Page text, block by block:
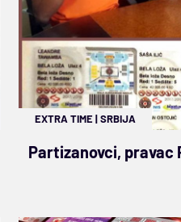
EXTRA TIME|SRBIJA
Partizanovci, pravac